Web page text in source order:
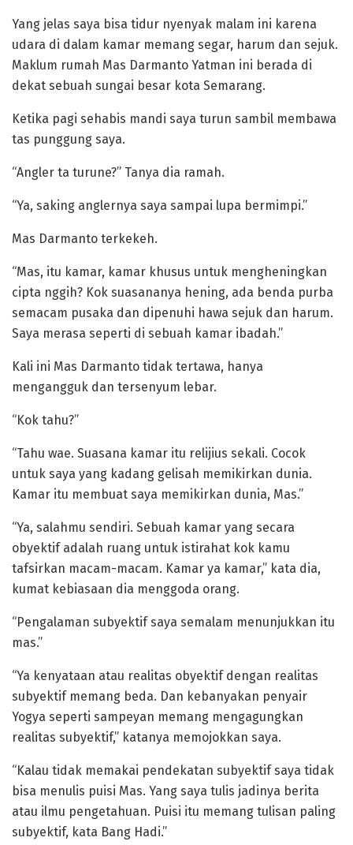
Yang jelas saya bisa tidur nyenyak malam ini karena
udara di dalam kamar memang segar, harum dan sejuk.
Maklum rumah Mas Darmanto Yatman ini berada di
dekat sebuah sungai besar kota Semarang.
Ketika pagi sehabis mandi saya turun sambil membawa
tas punggung saya.
“Angler ta turune?” Tanya dia ramah.
“Ya, saking anglernya saya sampai lupa bermimpi.”
Mas Darmanto terkekeh.
“Mas, itu kamar, kamar khusus untuk mengheningkan
cipta nggih? Kok suasananya hening, ada benda purba
semacam pusaka dan dipenuhi hawa sejuk dan harum.
Saya merasa seperti di sebuah kamar ibadah.”
Kali ini Mas Darmanto tidak tertawa, hanya
mengangguk dan tersenyum lebar.
“Kok tahu?”
“Tahu wae. Suasana kamar itu relijius sekali. Cocok
untuk saya yang kadang gelisah memikirkan dunia.
Kamar itu membuat saya memikirkan dunia, Mas.”
“Ya, salahmu sendiri. Sebuah kamar yang secara
obyektif adalah ruang untuk istirahat kok kamu
tafsirkan macam-macam. Kamar ya kamar,” kata dia,
kumat kebiasaan dia menggoda orang.
“Pengalaman subyektif saya semalam menunjukkan itu
mas.”
“Ya kenyataan atau realitas obyektif dengan realitas
subyektif memang beda. Dan kebanyakan penyair
Yogya seperti sampeyan memang mengagungkan
realitas subyektif,” katanya memojokkan saya.
“Kalau tidak memakai pendekatan subyektif saya tidak
bisa menulis puisi Mas. Yang saya tulis jadinya berita
atau ilmu pengetahuan. Puisi itu memang tulisan paling
subyektif, kata Bang Hadi.”